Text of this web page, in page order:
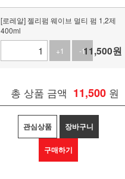
[로레알] 젤리펌 웨이브 멀티 펌 1,2제
400ml
+1
-111,500원
총 상품 금액 11,500 원
관심상품 장바구니
구매하기